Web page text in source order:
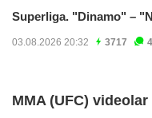
Superliga. "Dinamo" –
03.08.2026 20:32 3717
MMA (UFC) videolar